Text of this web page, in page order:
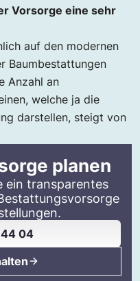
Vorsorge eine sehr
auf den modernen
Baumbestattungen
Anzahl an
welche ja die
darstellen, steigt von
planen
ein transparentes
04